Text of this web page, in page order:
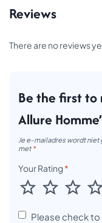
Reviews
There are no reviews
Be the first to
Allure
Je e-mailadres wordt
met *
Your Rating*
Please check